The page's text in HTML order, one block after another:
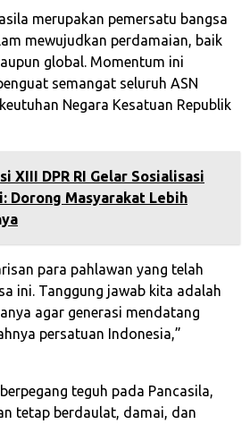
merupakan pemersatu bangsa
mewujudkan perdamaian, baik
global. Momentum ini
semangat seluruh ASN
Negara Kesatuan Republik
XIII DPR RI Gelar Sosialisasi
Dorong Masyarakat Lebih
para pahlawan yang telah
ini. Tanggung jawab kita adalah
agar generasi mendatang
persatuan Indonesia,”
teguh pada Pancasila,
tetap berdaulat, damai, dan